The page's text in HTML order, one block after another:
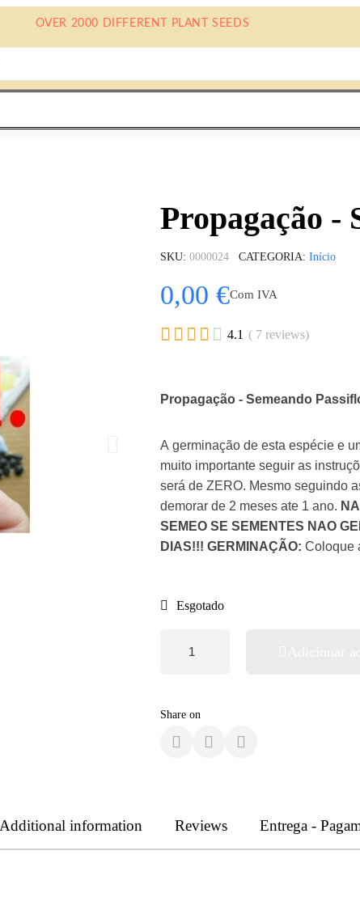
OVER 2000 DIFFERENT PLANT SEEDS
Propagação -
SKU 0000024 CATEGORIA Início
0,00 €Com IVA
     4.1 ( 7 reviews)
Propagação - Semeando
A germinação de esta espécie e
muito importante seguir as
será de ZERO. Mesmo seguindo
demorar de 2 meses ate 1 ano.
SEMEO SE SEMENTES NAO
DIAS!!! GERMINAÇÃO: Coloque
Esgotado
Share on
Additional information Reviews Entrega -